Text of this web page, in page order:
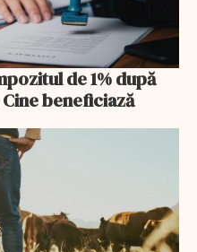
de 1% după
beneficiază